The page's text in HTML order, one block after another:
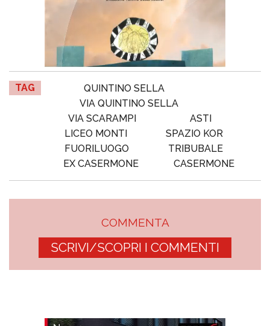
TAG
QUINTINO SELLA
VIA QUINTINO SELLA
VIA SCARAMPI
ASTI
LICEO MONTI
SPAZIO KOR
FUORILUOGO
TRIBUBALE
EX CASERMONE
CASERMONE
COMMENTA
SCRIVI/SCOPRI I COMMENTI